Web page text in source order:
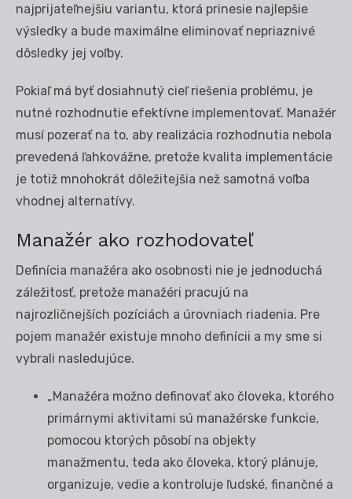
najprijateľnejšiu variantu, ktorá prinesie najlepšie
výsledky a bude maximálne eliminovať nepriaznivé
dôsledky jej voľby.
Pokiaľ má byť dosiahnutý cieľ riešenia problému, je
nutné rozhodnutie efektívne implementovať. Manažér
musí pozerať na to, aby realizácia rozhodnutia nebola
prevedená ľahkovážne, pretože kvalita implementácie
je totiž mnohokrát dôležitejšia než samotná voľba
vhodnej alternatívy.
Manažér ako rozhodovateľ
Definícia manažéra ako osobnosti nie je jednoduchá
záležitosť, pretože manažéri pracujú na
najrozličnejších pozíciách a úrovniach riadenia. Pre
pojem manažér existuje mnoho definícii a my sme si
vybrali nasledujúce.
„Manažéra možno definovať ako človeka, ktorého
primárnymi aktivitami sú manažérske funkcie,
pomocou ktorých pôsobí na objekty
manažmentu, teda ako človeka, ktorý plánuje,
organizuje, vedie a kontroluje ľudské, finančné a